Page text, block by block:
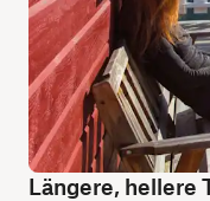
Längere, hellere